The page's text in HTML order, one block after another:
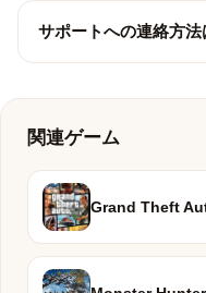
サポートへの連絡方法
関連ゲーム
Grand Theft